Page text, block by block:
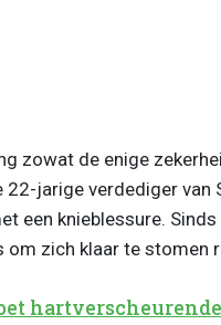
zowat de enige
22-jarige verdediger
een knieblessure.
om zich klaar te stomen